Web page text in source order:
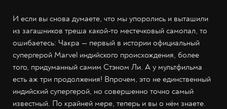
И если вы снова думаете, что мы упоролись и выташили
из загашников треша какой-то местечковый самопал, то
ошибаетесь: Чакра — первый в истории официальный
супергерой Marvel индийского происхождения, более
того, придуманный самим Стэном Ли. А у мультфильма
есть аж три продолжения! Впрочем, это не единственный
индийский супергерой, но совершенно точно самый
известный. По крайней мере, теперь и вы о нём знаете.